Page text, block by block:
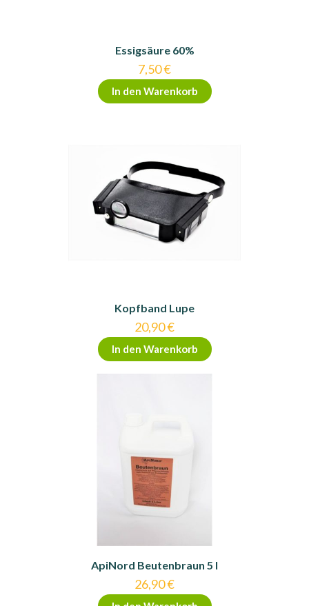
Essigsäure 60%
7,50€
In den Warenkorb
Kopfband Lupe
20,90€
In den Warenkorb
ApiNord Beutenbraun 5 l
26,90€